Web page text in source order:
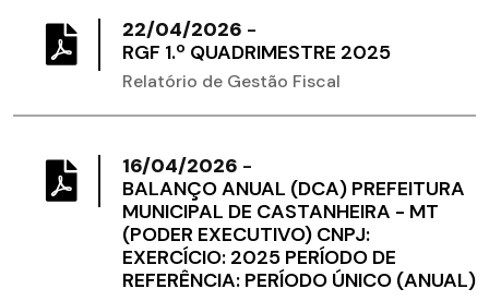
22/04/2026 -
RGF 1.º QUADRIMESTRE 2025
Relatório de Gestão Fiscal
16/04/2026 -
BALANÇO ANUAL (DCA) PREFEITURA
MUNICIPAL DE CASTANHEIRA - MT
(PODER EXECUTIVO) CNPJ:
EXERCÍCIO: 2025 PERÍODO DE
REFERÊNCIA: PERÍODO ÚNICO (ANUAL)